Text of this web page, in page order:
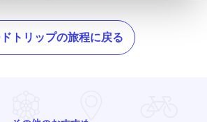
アへの家族旅行
ドトリップの旅程に戻る